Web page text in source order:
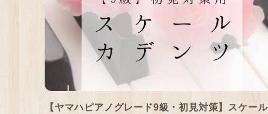
【ヤマハピアノグレード9級・初見対策】スケール